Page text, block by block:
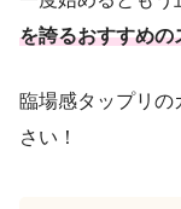
を誇るおすすめの
臨場感タップリ
さい！